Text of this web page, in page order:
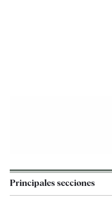
Principales secciones